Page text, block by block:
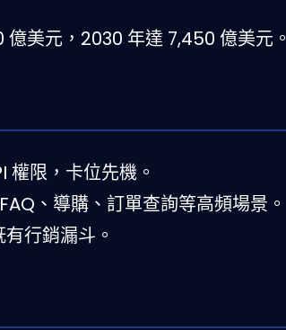
美元，2030 年達 7,450 億美元。
限，卡位先機。
、導購、訂單查詢等高頻場景。
行銷漏斗。